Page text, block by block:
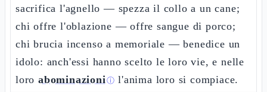
sacrifica l'agnello — spezza il collo a un cane;
chi offre l'oblazione — offre sangue di porco;
chi brucia incenso a memoriale — benedice un
idolo: anch'essi hanno scelto le loro vie, e nelle
loro abominazioniⓘ l'anima loro si compiace.